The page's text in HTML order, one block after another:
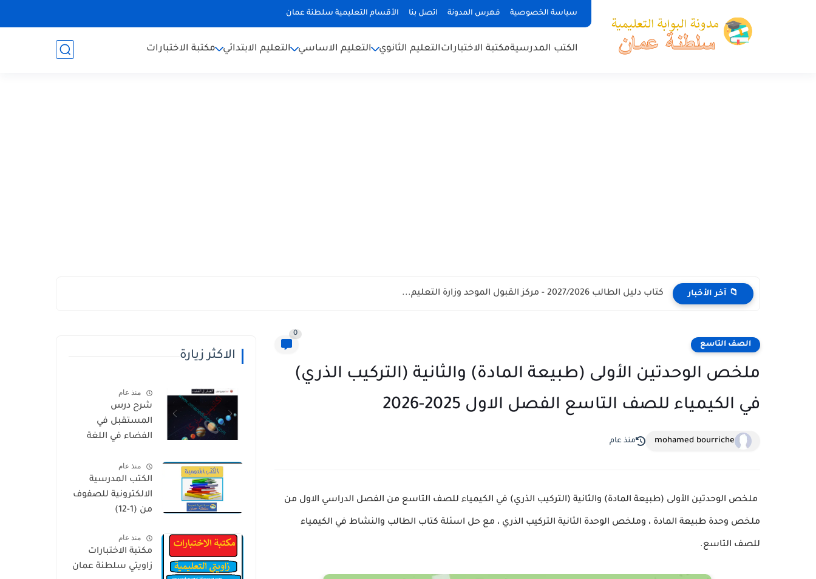
سياسة الخصوصية فهرس المدونة اتصل بنا الأقسام التعليمية سلطنة عمان
الكتب المدرسيةمكتبة الاختباراتالتعليم الثانوي التعليم الاساسي التعليم الابتدائي مكتبة الاختبارات
📁 آخر الأخبار كتاب دليل الطالب 2027/2026 - مركز القبول الموحد وزارة التعليم...
الصف التاسع
0
ملخص الوحدتين الأولى (طبيعة المادة) والثانية (التركيب الذري)
في الكيمياء للصف التاسع الفصل الاول 2025-2026
mohamed bourriche منذ عام
ملخص الوحدتين الأولى (طبيعة المادة) والثانية (التركيب الذري) في الكيمياء للصف التاسع من الفصل الدراسي الاول من
ملخص وحدة طبيعة المادة ، وملخص الوحدة الثانية التركيب الذري ، مع حل اسئلة كتاب الطالب والنشاط في الكيمياء
للصف التاسع.
الاكثر زيارة
منذ عام
شرح درس
المستقبل في
الفضاء في اللغة
الخامس الفصل
الثاني
منذ عام
الكتب المدرسية
الالكترونية للصفوف
من (1-12)
منذ عام
مكتبة الاختبارات
زاويتي سلطنة عمان